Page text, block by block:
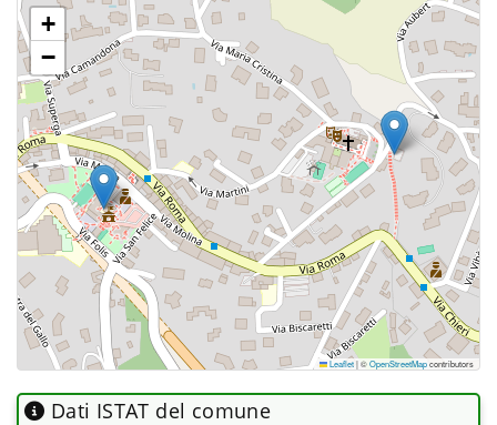
+
−
Leaflet|©OpenStreetMapcontributors
Dati ISTAT del comune